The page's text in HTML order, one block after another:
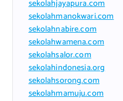
sekolahjayapura.com
sekolahmanokwari.com
sekolahnabire.com
sekolahwamena.com
sekolahsalor.com
sekolahindonesia.org
sekolahsorong.com
sekolahmamuju.com